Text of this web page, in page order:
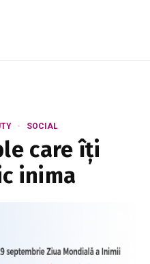
SOCIAL
care îți
inima